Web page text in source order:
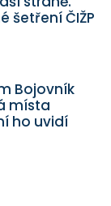
šetření ČIŽP
Bojovník
místa
ho uvidí